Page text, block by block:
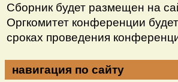
Сборник будет размещен на
Оргкомитет конференции
сроках проведения
навигация по сайту